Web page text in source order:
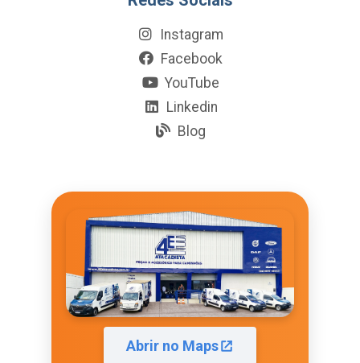
Instagram
Facebook
YouTube
Linkedin
Blog
Abrir no Maps